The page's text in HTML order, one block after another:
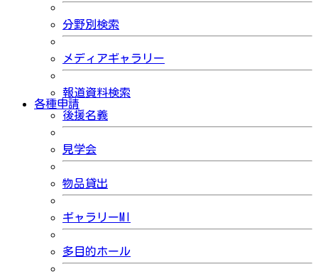
分野別検索
メディアギャラリー
報道資料検索
各種申請
後援名義
見学会
物品貸出
ギャラリーMI
多目的ホール